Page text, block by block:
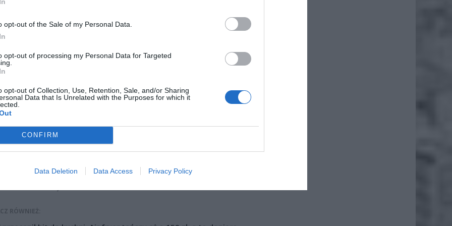
opt-out of the Sale of my Personal Data.
opt-out of processing my Personal Data for Targeted
opt-out of Collection, Use, Retention, Sale, and/or Sharing
Data that Is Unrelated with the Purposes for which it
CONFIRM
Data Deletion Data Access Privacy Policy
z nowego przejścia podziemnego. Inwestycja ma usprawnić
się między peronami i przygotować stację na znacznie większy ruch
udogodnień dla podróżnych w tej części stolicy.
PRZEJŚCIE JUŻ DOSTĘPNE
pasażerowie mogą korzystać z nowego przejścia podziemnego na
Gdańska. Tunel powstał po stronie Żoliborza, przy ulicy księdza
drugiej stronie przejście łączy się z istniejącym tunelem prowadzącym do
RÓWNIEŻ: